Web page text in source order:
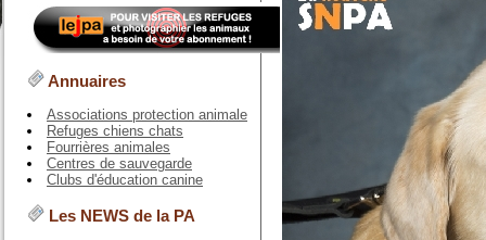
Annuaires
Associations protection animale
Refuges chiens chats
Fourrières animales
Centres de sauvegarde
Clubs d'éducation canine
Les NEWS de la PA